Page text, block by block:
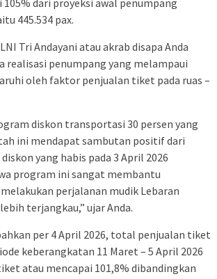
105% dari proyeksi awal penumpang
445.534 pax.
Tri Andayani atau akrab disapa Anda
realisasi penumpang yang melampaui
oleh faktor penjualan tiket pada ruas –
diskon transportasi 30 persen yang
ini mendapat sambutan positif dari
yang habis pada 3 April 2026
program ini sangat membantu
perjalanan mudik Lebaran
terjangkau,” ujar Anda.
per 4 April 2026, total penjualan tiket
keberangkatan 11 Maret – 5 April 2026
atau mencapai 101,8% dibandingkan